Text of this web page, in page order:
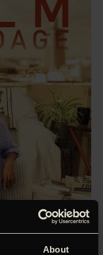
About